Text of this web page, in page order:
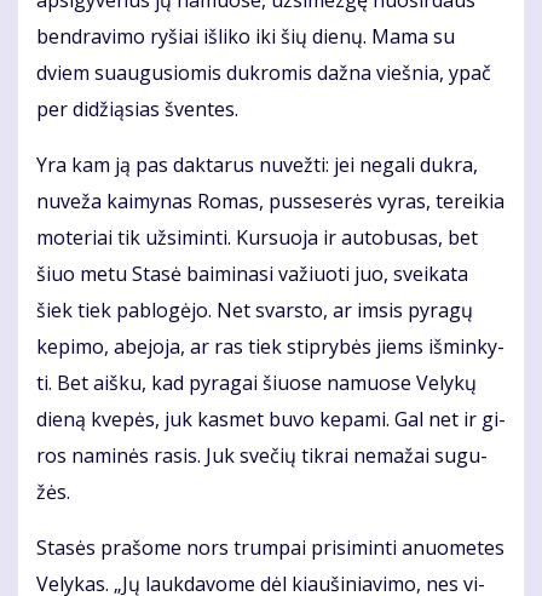
ben­dra­vi­mo ry­šiai iš­li­ko iki šių die­nų. Ma­ma su
dviem su­au­gu­sio­mis duk­ro­mis daž­na vieš­nia, ypač
per di­dži­ą­sias šven­tes.
Yra kam ją pas dak­ta­rus nu­vež­ti: jei ne­ga­li duk­ra,
nu­ve­ža kai­my­nas Ro­mas, pus­se­se­rės vy­ras, te­rei­kia
mo­te­riai tik už­si­min­ti. Kur­suo­ja ir au­to­bu­sas, bet
šiuo me­tu Sta­sė bai­mi­na­si va­žiuo­ti juo, svei­ka­ta
šiek tiek pa­blo­gė­jo. Net svars­to, ar im­sis py­ra­gų
ke­pi­mo, abe­jo­ja, ar ras tiek stip­ry­bės jiems iš­min­ky­
ti. Bet aiš­ku, kad py­ra­gai šiuo­se na­muo­se Ve­ly­kų
die­ną kve­pės, juk kas­met bu­vo ke­pa­mi. Gal net ir gi­
ros na­mi­nės ra­sis. Juk sve­čių tik­rai ne­ma­žai su­gu­
žės.
Sta­sės pra­šo­me nors trum­pai pri­si­min­ti anuo­me­tes
Ve­ly­kas. „Jų lauk­da­vo­me dėl kiau­ši­nia­vi­mo, nes vi­